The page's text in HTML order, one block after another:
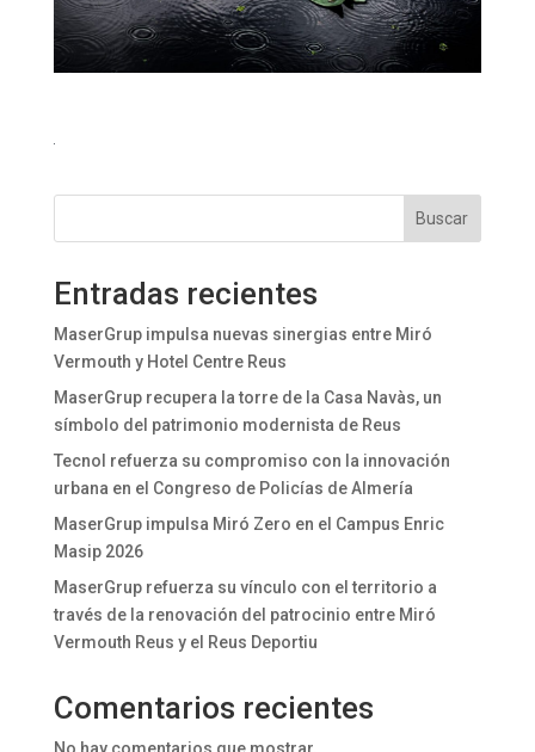
Buscar
Entradas recientes
MaserGrup impulsa nuevas sinergias entre Miró
Vermouth y Hotel Centre Reus
MaserGrup recupera la torre de la Casa Navàs, un
símbolo del patrimonio modernista de Reus
Tecnol refuerza su compromiso con la innovación
urbana en el Congreso de Policías de Almería
MaserGrup impulsa Miró Zero en el Campus Enric
Masip 2026
MaserGrup refuerza su vínculo con el territorio a
través de la renovación del patrocinio entre Miró
Vermouth Reus y el Reus Deportiu
Comentarios recientes